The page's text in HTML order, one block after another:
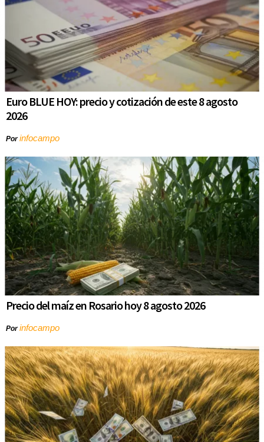
Euro BLUE HOY: precio y cotización de este 8 agosto
2026
Porinfocampo
Precio del maíz en Rosario hoy 8 agosto 2026
Porinfocampo